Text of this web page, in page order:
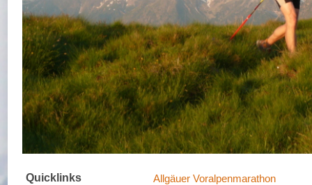
Quicklinks Allgäuer Voralpenmarathon